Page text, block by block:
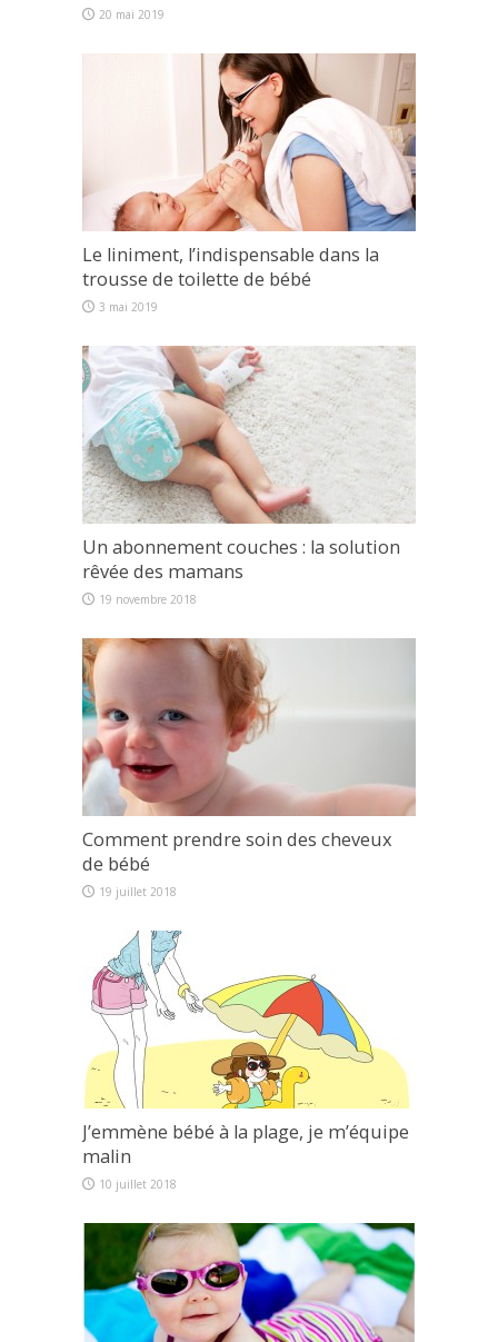
20 mai 2019
Le liniment, l’indispensable dans la
trousse de toilette de bébé
3 mai 2019
Un abonnement couches : la solution
rêvée des mamans
19 novembre 2018
Comment prendre soin des cheveux
de bébé
19 juillet 2018
J’emmène bébé à la plage, je m’équipe
malin
10 juillet 2018